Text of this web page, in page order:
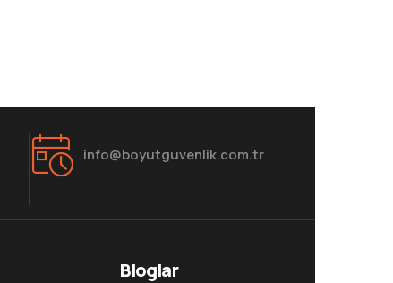
info@boyutguvenlik.com.tr
Bloglar